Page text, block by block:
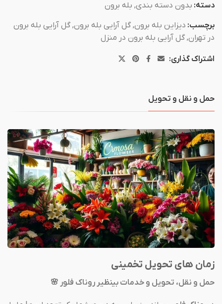
دسته: بدون دسته بندی, بله برون
برچسب: دیزاین بله برون,گل آرایی بله برون,گل آرایی بله برون
در تهران,گل آرایی بله برون در منزل
اشتراک گذاری:
حمل و نقل و تحویل
زمان های تحویل تخمینی
حمل و نقل، تحویل و خدمات بینظیر روناک فلور 🌸